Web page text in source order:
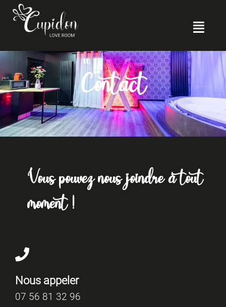
Contact
Vous pouvez nous joindre à tout
moment !
Nous appeler
07 56 81 32 96